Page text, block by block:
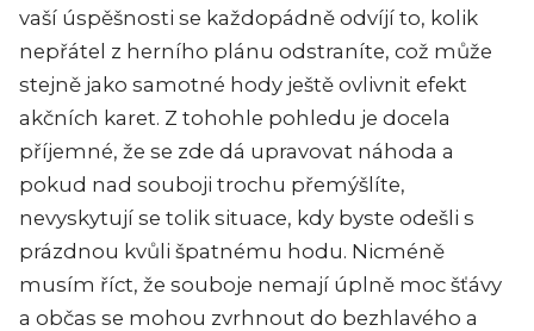
vaší úspěšnosti se každopádně odvíjí to, kolik
nepřátel z herního plánu odstraníte, což může
stejně jako samotné hody ještě ovlivnit efekt
akčních karet. Z tohohle pohledu je docela
příjemné, že se zde dá upravovat náhoda a
pokud nad souboji trochu přemýšlíte,
nevyskytují se tolik situace, kdy byste odešli s
prázdnou kvůli špatnému hodu. Nicméně
musím říct, že souboje nemají úplně moc šťávy
a občas se mohou zvrhnout do bezhlavého a